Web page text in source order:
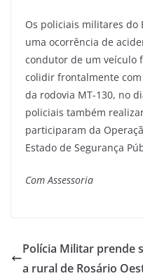
Os policiais militares do
uma ocorrência de
condutor de um veículo
colidir frontalmente
da rodovia MT-130, no
policiais também
participaram da
Estado de Segurança
Com Assessoria
Polícia Militar prende
a rural de Rosário